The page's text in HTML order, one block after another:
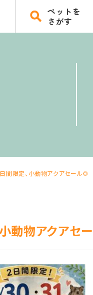
ペットを
さがす
間限定、小動物アクアセール🌻
動物アクアセ